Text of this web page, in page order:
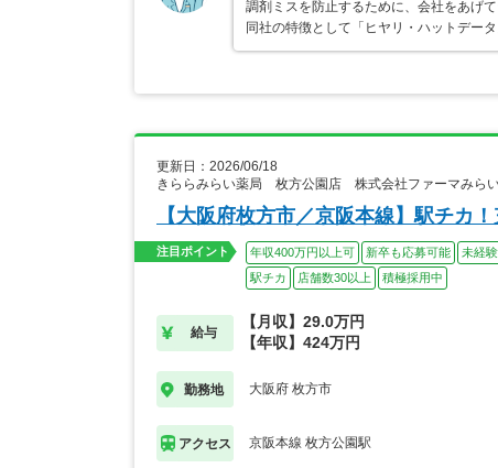
調剤ミスを防止するために、会社をあげ
同社の特徴として「ヒヤリ・ハットデー
更新日：2026/06/18
きららみらい薬局 枚方公園店 株式会社ファーマみら
【大阪府枚方市／京阪本線】駅チカ
注目ポイント 年収400万円以上可 新卒も応募可能 未経
駅チカ
店舗数30以上 積極採用中
給与
【月収】29.0万円
【年収】424万円
勤務地 大阪府 枚方市
アクセス 京阪本線 枚方公園駅